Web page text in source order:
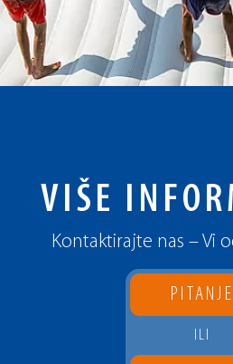
VIŠE
Kontaktirajte nas – Vi
PITANJE
ILI